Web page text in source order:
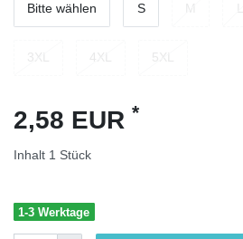
Bitte wählen S
2,58 EUR *
Inhalt 1 Stück
1-3 Werktage